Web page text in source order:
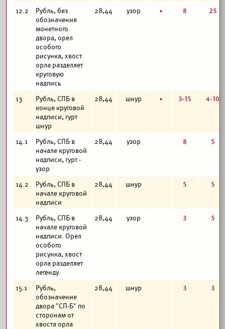
12.2
Рубль, без
обозначения
монетного
двора, орел
особого
рисунка, хвост
орла разделяет
круговую
надпись
28,44 узор б 8 25
13
Рубль, СПБ в
конце круговой
надписи, гурт
шнур
28,44 шнур б 3-15 4-10
14.1
Рубль, СПБ в
начале круговой
надписи, гурт -
узор
28,44 узор 8 5
14.2
Рубль, СПБ в
начале круговой
надписи
28,44 шнур 5 5
14.3
Рубль, СПБ в
начале круговой
надписи. Орел
особого
рисунка, хвост
орла разделяет
легенду.
28,44 узор 3 5
15.1
Рубль,
обозначение
двора "СП-Б" по
сторонам от
хвоста орла
28,44 шнур 3 3